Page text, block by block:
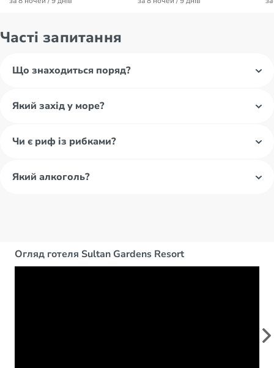
Огляд готеля Sultan Gardens Resort
Часті запитання
Що знаходиться поряд?
Який захід у море?
Чи є риф із рибками?
Який алкоголь?